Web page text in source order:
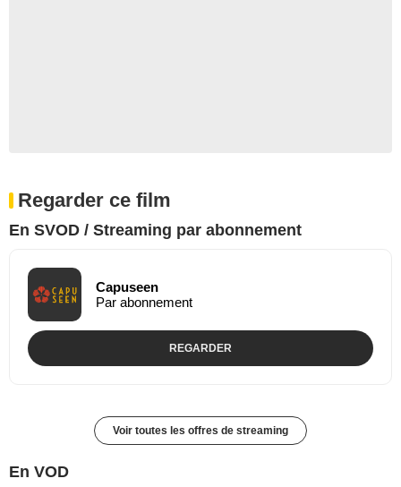
Regarder ce film
En SVOD / Streaming par abonnement
Capuseen
Par abonnement
REGARDER
Voir toutes les offres de streaming
En VOD